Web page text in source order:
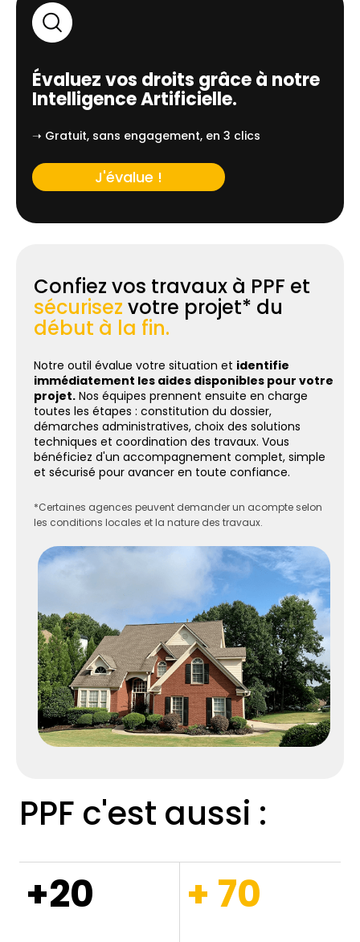
Évaluez vos droits grâce à notre
Intelligence Artificielle.
➝ Gratuit, sans engagement, en 3 clics
J'évalue !
Confiez vos travaux à PPF et
sécurisez votre projet* du
début à la fin.
Notre outil évalue votre situation et identifie
immédiatement les aides disponibles pour votre
projet. Nos équipes prennent ensuite en charge
toutes les étapes : constitution du dossier,
démarches administratives, choix des solutions
techniques et coordination des travaux. Vous
bénéficiez d'un accompagnement complet, simple
et sécurisé pour avancer en toute confiance.
*Certaines agences peuvent demander un acompte selon
les conditions locales et la nature des travaux.
PPF c'est aussi :
+20 + 70